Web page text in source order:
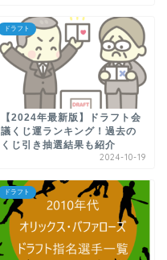
ドラフト
【2024年最新版】ドラフト会
議くじ運ランキング！過去の
くじ引き抽選結果も紹介
2024-10-19
ドラフト